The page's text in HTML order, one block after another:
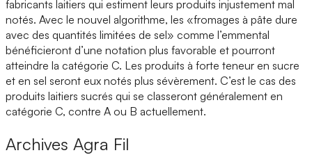
fabricants laitiers qui estiment leurs produits injustement mal
notés. Avec le nouvel algorithme, les «fromages à pâte dure
avec des quantités limitées de sel» comme l’emmental
bénéficieront d’une notation plus favorable et pourront
atteindre la catégorie C. Les produits à forte teneur en sucre
et en sel seront eux notés plus sévèrement. C’est le cas des
produits laitiers sucrés qui se classeront généralement en
catégorie C, contre A ou B actuellement.
Archives Agra Fil